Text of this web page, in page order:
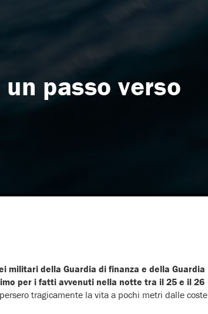
passo verso
militari della Guardia di finanza e della Guardia
per i fatti avvenuti nella notte tra il 25 e il 26
tragicamente la vita a pochi metri dalle coste